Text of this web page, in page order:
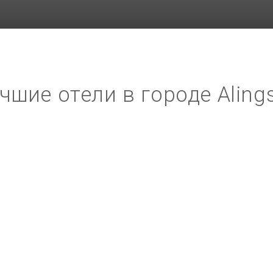
отели в городе